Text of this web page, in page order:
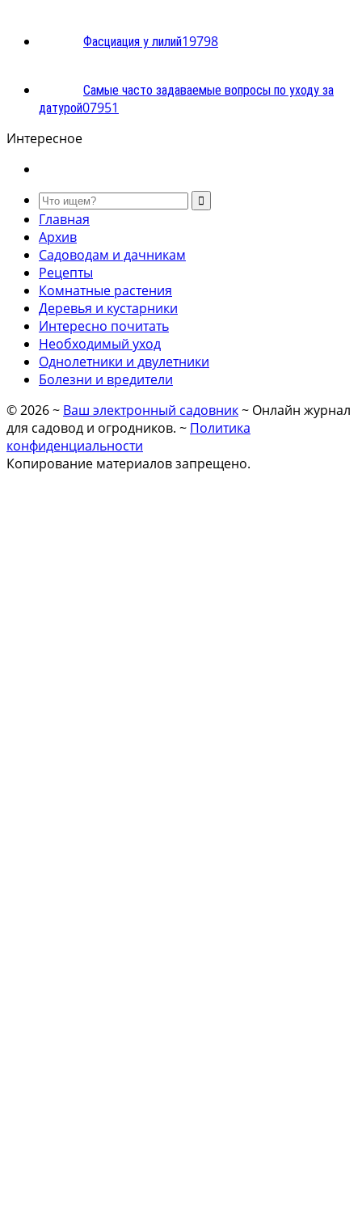
Фасциация у лилий19798
Самые часто задаваемые вопросы по уходу за
датурой07951
Интересное
Главная
Архив
Садоводам и дачникам
Рецепты
Комнатные растения
Деревья и кустарники
Интересно почитать
Необходимый уход
Однолетники и двулетники
Болезни и вредители
©2026~ Ваш электронный садовник~ Онлайн журнал
для садовод и огродников. ~ Политика
конфиденциальности
Копирование материалов запрещено.